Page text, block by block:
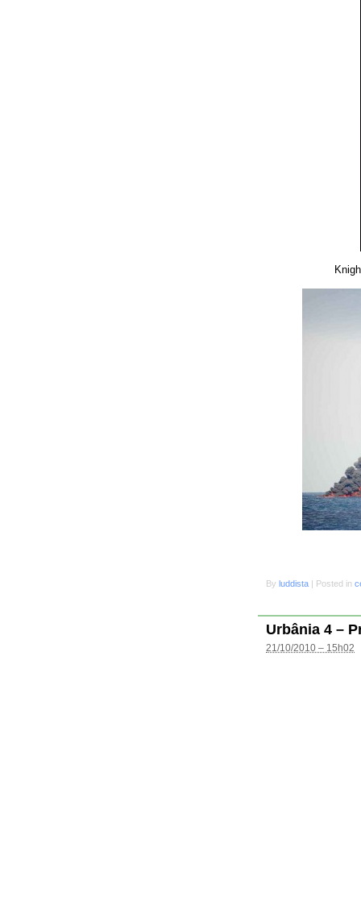
By luddista | Posted in
Urbânia 4 –
21/10/2010 – 15h02